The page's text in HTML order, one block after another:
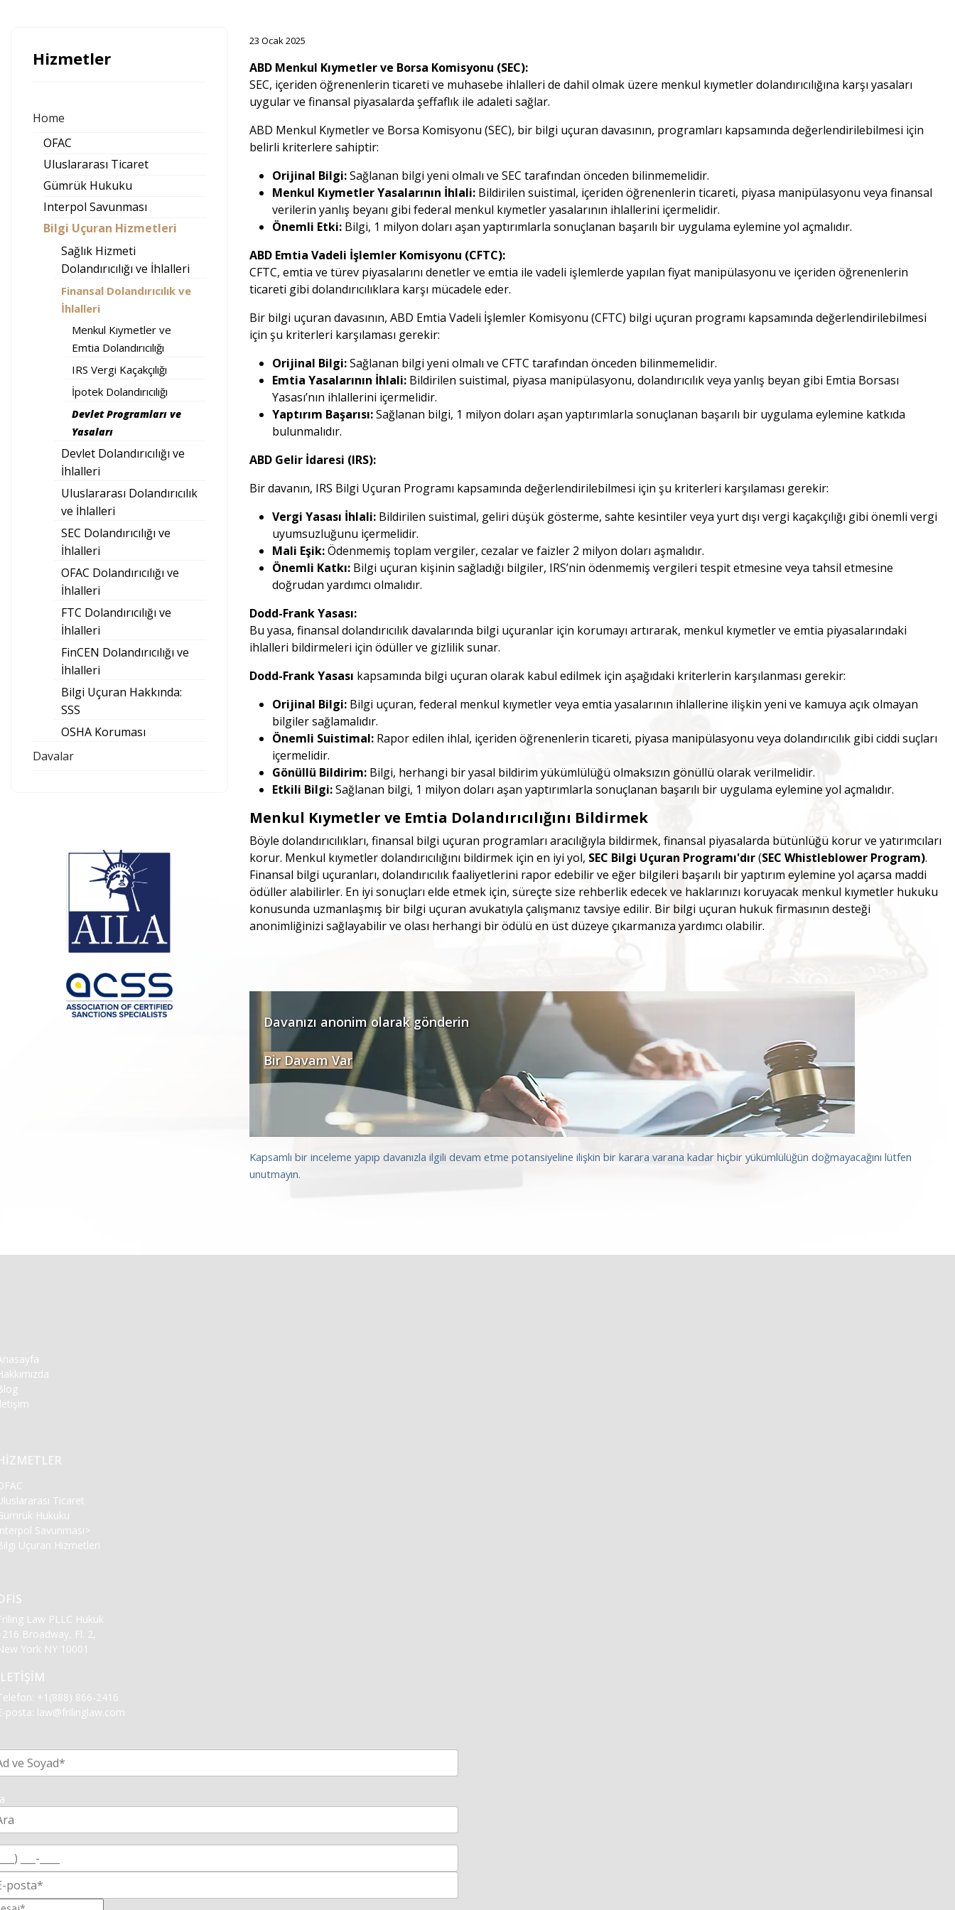
Hizmetler
Home
OFAC
Uluslararası Ticaret
Gümrük Hukuku
Interpol Savunması
Bilgi Uçuran Hizmetleri
Sağlık Hizmeti
Dolandırıcılığı ve İhlalleri
Finansal Dolandırıcılık ve
İhlalleri
Menkul Kıymetler ve
Emtia Dolandırıcılığı
IRS Vergi Kaçakçılığı
İpotek Dolandırıcılığı
Devlet Programları ve
Yasaları
Devlet Dolandırıcılığı ve
İhlalleri
Uluslararası Dolandırıcılık
ve İhlalleri
SEC Dolandırıcılığı ve
İhlalleri
OFAC Dolandırıcılığı ve
İhlalleri
FTC Dolandırıcılığı ve
İhlalleri
FinCEN Dolandırıcılığı ve
İhlalleri
Bilgi Uçuran Hakkında:
SSS
OSHA Koruması
Davalar
23 Ocak 2025
ABD Menkul Kıymetler ve Borsa Komisyonu (SEC):
SEC, içeriden öğrenenlerin ticareti ve muhasebe ihlalleri de dahil olmak üzere menkul kıymetler dolandırıcılığına karşı yasaları
uygular ve finansal piyasalarda şeffaflık ile adaleti sağlar.
ABD Menkul Kıymetler ve Borsa Komisyonu (SEC), bir bilgi uçuran davasının, programları kapsamında değerlendirilebilmesi için
belirli kriterlere sahiptir:
Orijinal Bilgi:Sağlanan bilgi yeni olmalı ve SEC tarafından önceden bilinmemelidir.
Menkul Kıymetler Yasalarının İhlali: Bildirilen suistimal, içeriden öğrenenlerin ticareti, piyasa manipülasyonu veya finansal
verilerin yanlış beyanı gibi federal menkul kıymetler yasalarının ihlallerini içermelidir.
Önemli Etki: Bilgi, 1 milyon doları aşan yaptırımlarla sonuçlanan başarılı bir uygulama eylemine yol açmalıdır.
ABD Emtia Vadeli İşlemler Komisyonu (CFTC):
CFTC, emtia ve türev piyasalarını denetler ve emtia ile vadeli işlemlerde yapılan fiyat manipülasyonu ve içeriden öğrenenlerin
ticareti gibi dolandırıcılıklara karşı mücadele eder.
Bir bilgi uçuran davasının, ABD Emtia Vadeli İşlemler Komisyonu (CFTC) bilgi uçuran programı kapsamında değerlendirilebilmesi
için şu kriterleri karşılaması gerekir:
Orijinal Bilgi:Sağlanan bilgi yeni olmalı ve CFTC tarafından önceden bilinmemelidir.
Emtia Yasalarının İhlali: Bildirilen suistimal, piyasa manipülasyonu, dolandırıcılık veya yanlış beyan gibi Emtia Borsası
Yasası’nın ihlallerini içermelidir.
Yaptırım Başarısı:Sağlanan bilgi, 1 milyon doları aşan yaptırımlarla sonuçlanan başarılı bir uygulama eylemine katkıda
bulunmalıdır.
ABD Gelir İdaresi (IRS):
Bir davanın, IRS Bilgi Uçuran Programı kapsamında değerlendirilebilmesi için şu kriterleri karşılaması gerekir:
Vergi Yasası İhlali: Bildirilen suistimal, geliri düşük gösterme, sahte kesintiler veya yurt dışı vergi kaçakçılığı gibi önemli vergi
uyumsuzluğunu içermelidir.
Mali Eşik:Ödenmemiş toplam vergiler, cezalar ve faizler 2 milyon doları aşmalıdır.
Önemli Katkı: Bilgi uçuran kişinin sağladığı bilgiler, IRS’nin ödenmemiş vergileri tespit etmesine veya tahsil etmesine
doğrudan yardımcı olmalıdır.
Dodd-Frank Yasası:
Bu yasa, finansal dolandırıcılık davalarında bilgi uçuranlar için korumayı artırarak, menkul kıymetler ve emtia piyasalarındaki
ihlalleri bildirmeleri için ödüller ve gizlilik sunar.
Dodd-Frank Yasası kapsamında bilgi uçuran olarak kabul edilmek için aşağıdaki kriterlerin karşılanması gerekir:
Orijinal Bilgi: Bilgi uçuran, federal menkul kıymetler veya emtia yasalarının ihlallerine ilişkin yeni ve kamuya açık olmayan
bilgiler sağlamalıdır.
Önemli Suistimal: Rapor edilen ihlal, içeriden öğrenenlerin ticareti, piyasa manipülasyonu veya dolandırıcılık gibi ciddi suçları
içermelidir.
Gönüllü Bildirim: Bilgi, herhangi bir yasal bildirim yükümlülüğü olmaksızın gönüllü olarak verilmelidir.
Etkili Bilgi:Sağlanan bilgi, 1 milyon doları aşan yaptırımlarla sonuçlanan başarılı bir uygulama eylemine yol açmalıdır.
Menkul Kıymetler ve Emtia Dolandırıcılığını Bildirmek
Böyle dolandırıcılıkları, finansal bilgi uçuran programları aracılığıyla bildirmek, finansal piyasalarda bütünlüğü korur ve yatırımcıları
korur. Menkul kıymetler dolandırıcılığını bildirmek için en iyi yol, SEC Bilgi Uçuran Programı'dır(SEC Whistleblower Program).
Finansal bilgi uçuranları, dolandırıcılık faaliyetlerini rapor edebilir ve eğer bilgileri başarılı bir yaptırım eylemine yol açarsa maddi
ödüller alabilirler. En iyi sonuçları elde etmek için, süreçte size rehberlik edecek ve haklarınızı koruyacak menkul kıymetler hukuku
konusunda uzmanlaşmış bir bilgi uçuran avukatıyla çalışmanız tavsiye edilir. Bir bilgi uçuran hukuk firmasının desteği
anonimliğinizi sağlayabilir ve olası herhangi bir ödülü en üst düzeye çıkarmanıza yardımcı olabilir.
Kapsamlı bir inceleme yapıp davanızla ilgili devam etme potansiyeline ilişkin bir karara varana kadar hiçbir yükümlülüğün doğmayacağını lütfen
unutmayın.
Davanızı anonim olarak gönderin
Bir Davam Var
Ticaret
Hukuku
Savunması>
Uçuran Hizmetleri
Law PLLC Hukuk
Broadway, Fl. 2,
York NY 10001
+1(888) 866-2416
posta: law@frilinglaw.com